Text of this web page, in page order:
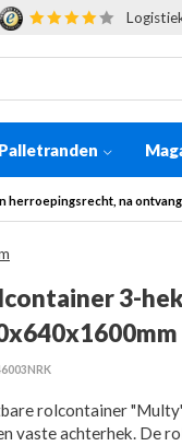
Palletranden
dan 10 actieve webshops
3-
rolcontainer
vaste achterhek. De